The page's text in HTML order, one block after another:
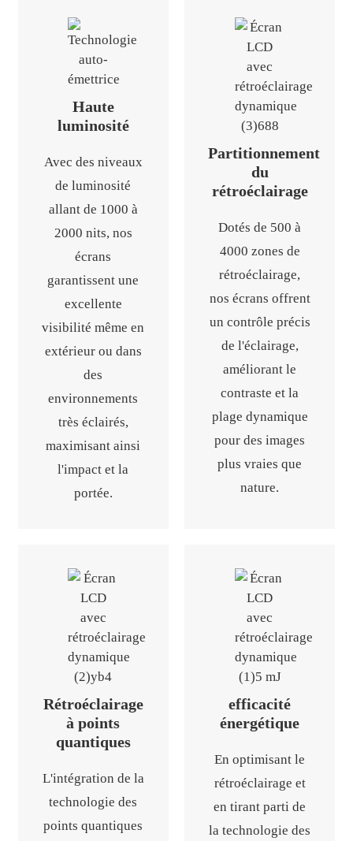
Haute
luminosité
Avec des niveaux
de luminosité
allant de 1000 à
2000 nits, nos
écrans
garantissent une
excellente
visibilité même en
extérieur ou dans
des
environnements
très éclairés,
maximisant ainsi
l'impact et la
portée.
Partitionnement
du
rétroéclairage
Dotés de 500 à
4000 zones de
rétroéclairage,
nos écrans offrent
un contrôle précis
de l'éclairage,
améliorant le
contraste et la
plage dynamique
pour des images
plus vraies que
nature.
Rétroéclairage
à points
quantiques
L'intégration de la
technologie des
points quantiques
efficacité
énergétique
En optimisant le
rétroéclairage et
en tirant parti de
la technologie des